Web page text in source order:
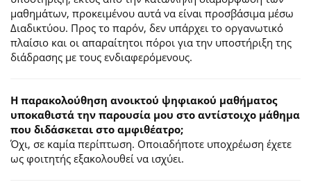
μαθημάτων, προκειμένου αυτά να είναι προσβάσιμα μέσω
Διαδικτύου. Προς το παρόν, δεν υπάρχει το οργανωτικό
πλαίσιο και οι απαραίτητοι πόροι για την υποστήριξη της
διάδρασης με τους ενδιαφερόμενους.
Η παρακολούθηση ανοικτού ψηφιακού μαθήματος
υποκαθιστά την παρουσία μου στο αντίστοιχο μάθημα
που διδάσκεται στο αμφιθέατρο;
Όχι, σε καμία περίπτωση. Οποιαδήποτε υποχρέωση έχετε
ως φοιτητής εξακολουθεί να ισχύει.